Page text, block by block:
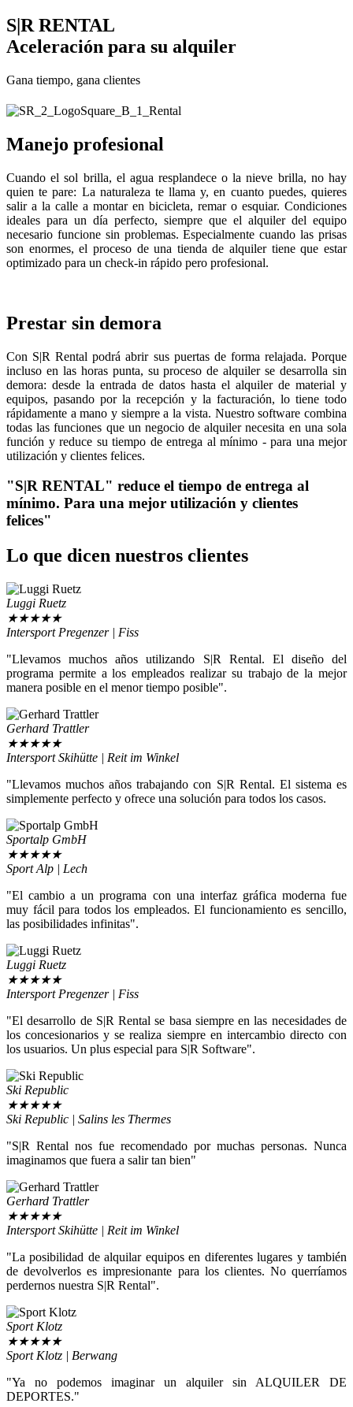
S|R RENTAL
Aceleración para su alquiler
Gana tiempo, gana clientes
Manejo profesional
Cuando el sol brilla, el agua resplandece o la nieve brilla, no hay
quien te pare: La naturaleza te llama y, en cuanto puedes, quieres
salir a la calle a montar en bicicleta, remar o esquiar. Condiciones
ideales para un día perfecto, siempre que el alquiler del equipo
necesario funcione sin problemas. Especialmente cuando las prisas
son enormes, el proceso de una tienda de alquiler tiene que estar
optimizado para un check-in rápido pero profesional.
Prestar sin demora
Con S|R Rental podrá abrir sus puertas de forma relajada. Porque
incluso en las horas punta, su proceso de alquiler se desarrolla sin
demora: desde la entrada de datos hasta el alquiler de material y
equipos, pasando por la recepción y la facturación, lo tiene todo
rápidamente a mano y siempre a la vista. Nuestro software combina
todas las funciones que un negocio de alquiler necesita en una sola
función y reduce su tiempo de entrega al mínimo - para una mejor
utilización y clientes felices.
"S|R RENTAL" reduce el tiempo de entrega al
mínimo. Para una mejor utilización y clientes
felices"
Lo que dicen nuestros clientes
Luggi Ruetz
★★★★★
Intersport Pregenzer | Fiss
"Llevamos muchos años utilizando S|R Rental. El diseño del
programa permite a los empleados realizar su trabajo de la mejor
manera posible en el menor tiempo posible".
Gerhard Trattler
★★★★★
Intersport Skihütte | Reit im Winkel
"Llevamos muchos años trabajando con S|R Rental. El sistema es
simplemente perfecto y ofrece una solución para todos los casos.
Sportalp GmbH
★★★★★
Sport Alp | Lech
"El cambio a un programa con una interfaz gráfica moderna fue
muy fácil para todos los empleados. El funcionamiento es sencillo,
las posibilidades infinitas".
Luggi Ruetz
★★★★★
Intersport Pregenzer | Fiss
"El desarrollo de S|R Rental se basa siempre en las necesidades de
los concesionarios y se realiza siempre en intercambio directo con
los usuarios. Un plus especial para S|R Software".
Ski Republic
★★★★★
Ski Republic | Salins les Thermes
"S|R Rental nos fue recomendado por muchas personas. Nunca
imaginamos que fuera a salir tan bien"
Gerhard Trattler
★★★★★
Intersport Skihütte | Reit im Winkel
"La posibilidad de alquilar equipos en diferentes lugares y también
de devolverlos es impresionante para los clientes. No querríamos
perdernos nuestra S|R Rental".
Sport Klotz
★★★★★
Sport Klotz | Berwang
"Ya no podemos imaginar un alquiler sin ALQUILER DE
DEPORTES."